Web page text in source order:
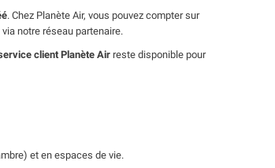
. Chez Planète Air, vous pouvez compter sur
notre réseau partenaire.
client Planète Air reste disponible pour
et en espaces de vie.